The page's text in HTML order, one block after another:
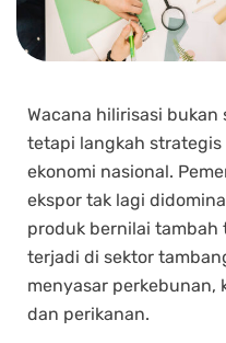
Wacana hilirisasi
tetapi langkah
ekonomi nasional.
ekspor tak lagi
produk bernilai tambah
terjadi di sektor
menyasar perkebunan,
dan perikanan.